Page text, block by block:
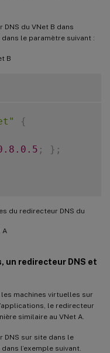
du VNet B dans
le paramètre suivant :
B
{
.0 .5 ; } ;
du redirecteur DNS du
un redirecteur DNS et
machines virtuelles sur
le redirecteur
similaire au VNet A.
DNS sur site dans le
l’exemple suivant.